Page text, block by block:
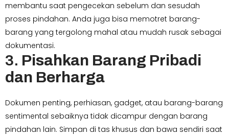
membantu saat pengecekan sebelum dan sesudah
proses pindahan. Anda juga bisa memotret barang-
barang yang tergolong mahal atau mudah rusak sebagai
dokumentasi.
3. Pisahkan Barang Pribadi
dan Berharga
Dokumen penting, perhiasan, gadget, atau barang-barang
sentimental sebaiknya tidak dicampur dengan barang
pindahan lain. Simpan di tas khusus dan bawa sendiri saat